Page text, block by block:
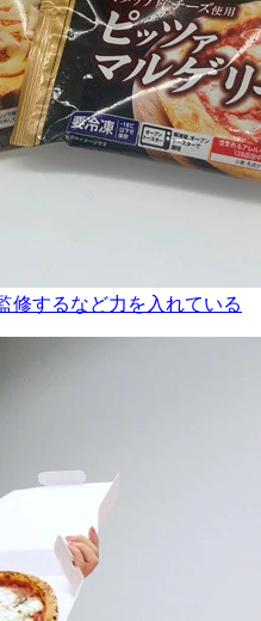
修するなど力を入れている